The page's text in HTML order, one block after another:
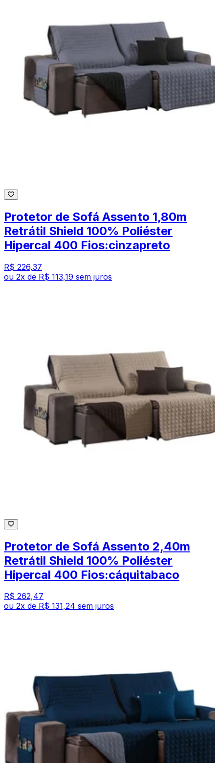
Protetor de Sofá Assento 1,80m
Retrátil Shield 100% Poliéster
Hipercal 400 Fios:cinzapreto
R$ 226,37
ou 2x de R$ 113,19 sem juros
Protetor de Sofá Assento 2,40m
Retrátil Shield 100% Poliéster
Hipercal 400 Fios:cáquitabaco
R$ 262,47
ou 2x de R$ 131,24 sem juros